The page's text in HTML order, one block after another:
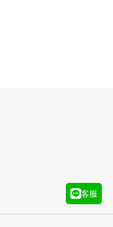
客服